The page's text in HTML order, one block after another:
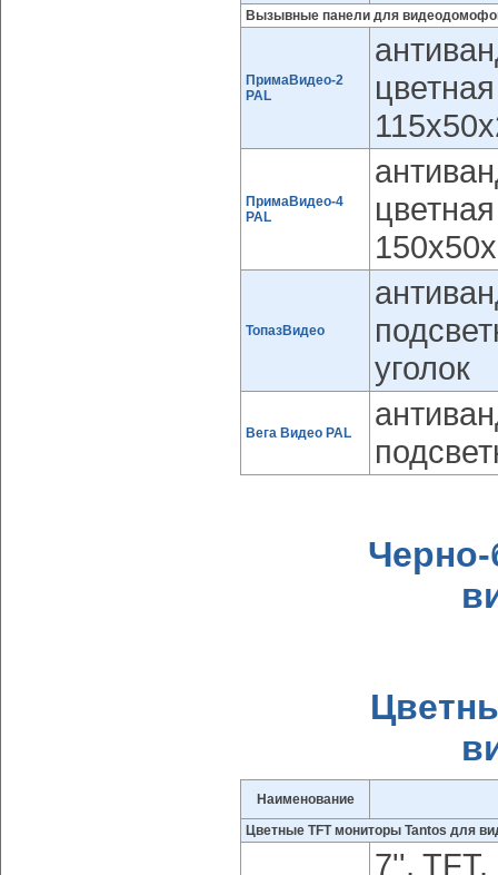
Вызывные панели для
ПримаВидео-2
PAL
ПримаВидео-4
PAL
ТопазВидео
уголок
Вега Видео PAL
Наименование
Цветные TFT мониторы Tantos для
7'', TFT,